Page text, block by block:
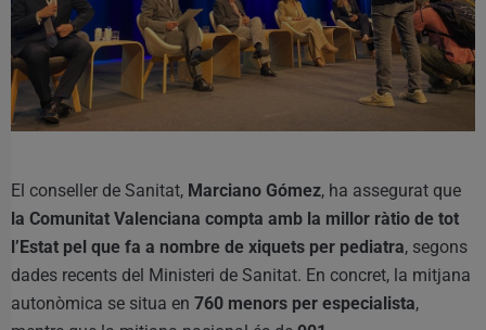
El conseller de Sanitat, Marciano Gómez, ha assegurat que
la Comunitat Valenciana compta amb la millor ràtio de tot
l’Estat pel que fa a nombre de xiquets per pediatra, segons
dades recents del Ministeri de Sanitat. En concret, la mitjana
autonòmica se situa en 760 menors per especialista,